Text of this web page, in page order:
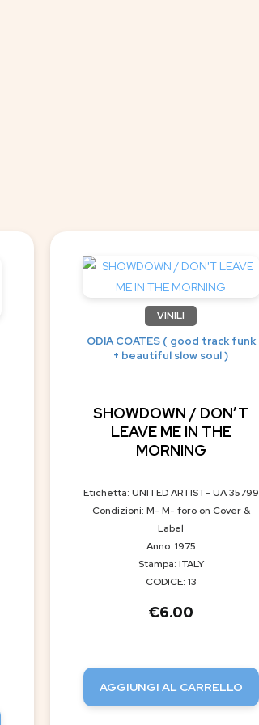
VINILI
ODIA COATES ( good track funk
+ beautiful slow soul )
SHOWDOWN / DON’T
LEAVE ME IN THE
MORNING
Etichetta: UNITED ARTIST- UA 35799
Condizioni: M- M- foro on Cover &
Label
Anno: 1975
Stampa: ITALY
CODICE: 13
€6.00
AGGIUNGI AL CARRELLO